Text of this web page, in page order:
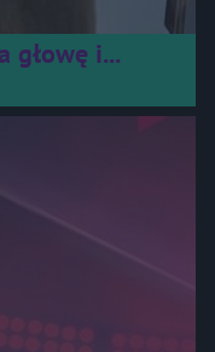
głowę i...